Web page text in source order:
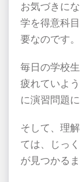
お気づきに
学を得意科
要なのです。
毎日の学校
疲れていよ
に演習問題
そして、理
ては、じっ
が見つかる